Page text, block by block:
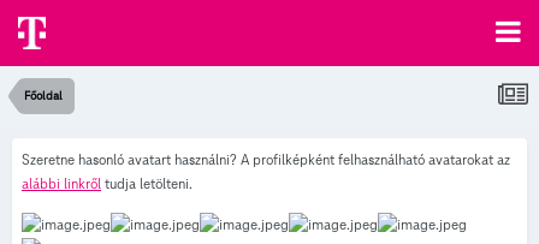
Főoldal
Szeretne hasonló avatart használni? A profilképként felhasználható avatarokat az
alábbi linkről tudja letölteni.